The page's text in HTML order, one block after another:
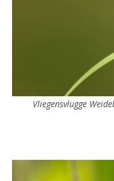
Vliegensvlugge